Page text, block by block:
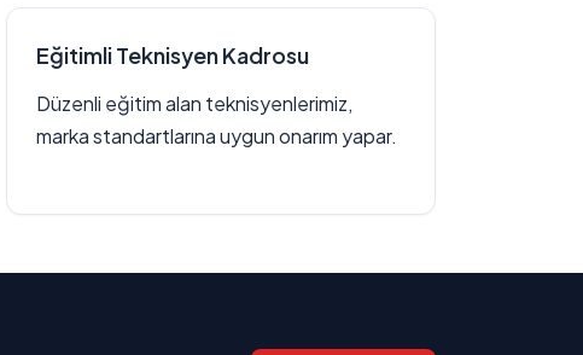
Eğitimli Teknisyen Kadrosu
Düzenli eğitim alan teknisyenlerimiz,
marka standartlarına uygun onarım yapar.